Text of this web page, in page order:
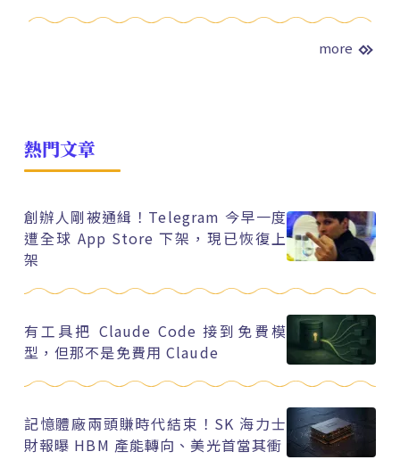
more
熱門文章
創辦人剛被通緝！Telegram 今早一度
遭全球 App Store 下架，現已恢復上
架
有工具把 Claude Code 接到免費模
型，但那不是免費用 Claude
記憶體廠兩頭賺時代結束！SK 海力士
財報曝 HBM 產能轉向、美光首當其衝